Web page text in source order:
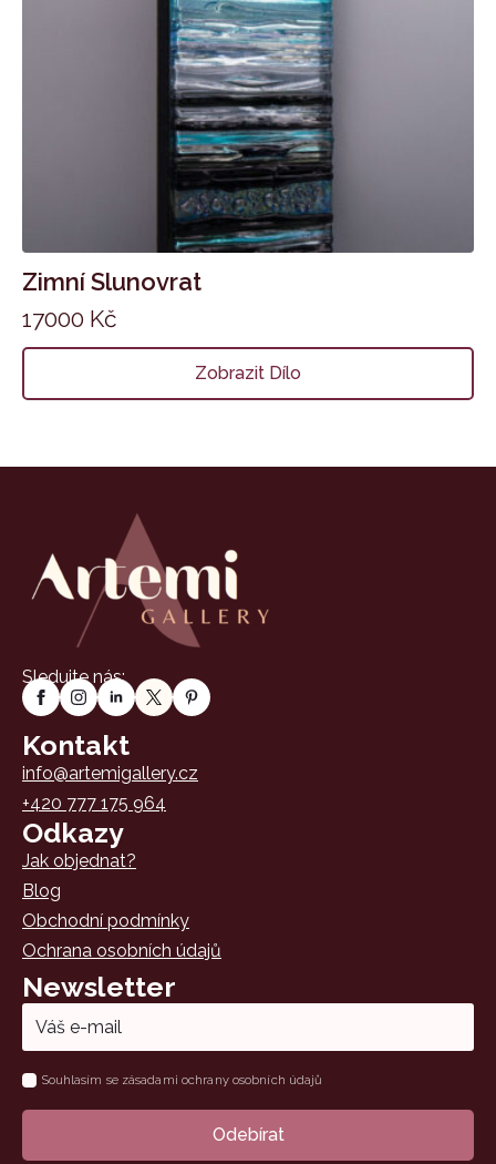
Zimní Slunovrat
17000 Kč
Zobrazit Dílo
Sledujte nás:
Kontakt
info@artemigallery.cz
+420 777 175 964
Odkazy
Jak objednat?
Blog
Obchodní podmínky
Ochrana osobních údajů
Newsletter
Email
NameSouhlasím se zásadami ochrany osobních údajů
Odebírat